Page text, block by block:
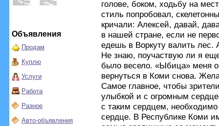
Объявления
Продам
Куплю
Услуги
Работа
Разное
Авто-объявления
голове, боком, ходьбу на
стиль попробовал,
кричали: Алексей, давай,
в нашей стране, если не
едешь в Воркуту валить лес.
Не знаю, поучаствую ли я
было весело. «Ыбица» меня
вернуться в Коми снова.
Самое главное, чтобы
улыбкой и с огромным
с таким сердцем,
сердце. В Республике Коми